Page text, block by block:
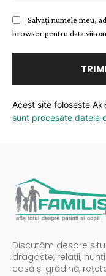
Salvați numele meu,
browser pentru data
Acest site folosește
sunt procesate datele
Discutăm despre
dragoste, relații,
casă și grădină,